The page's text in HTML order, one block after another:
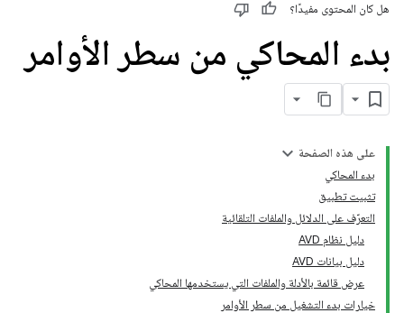
هل كان المحتوى مفيدًا؟
بدء المحاكي من سطر الأوامر
على هذه الصفحة
بدء المحاكي
تثبيت تطبيق
التعرّف على الدلائل والملفات التلقائية
دليل نظام AVD
دليل بيانات AVD
عرض قائمة بالأدلة والملفات التي يستخدمها المحاكي
خيارات بدء التشغيل من سطر الأوامر